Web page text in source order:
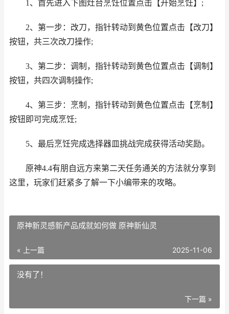
1、首先进入下图灶台烹饪位置点击【开始烹饪】;
2、第一步：改刀，指针转动到黄色位置点击【改刀】
按钮，共三次改刀操作;
3、第二步：调制，指针转动到黄色位置点击【调制】
按钮，共四次调制操作;
4、第三步：烹制，指针转动到黄色位置点击【烹制】
按钮即可完成烹饪;
5、最后烹饪完成选择器皿挑战完成获得活动奖励。
原神4.4有朋自远方来第二天任务通关的方法就分享到
这里，玩家们赶紧多了解一下小编带来的攻略。
原神新灵感新产品成就如何做 原神新仙灵
« 上一篇 2025-11-06
没有了！
下一篇 »